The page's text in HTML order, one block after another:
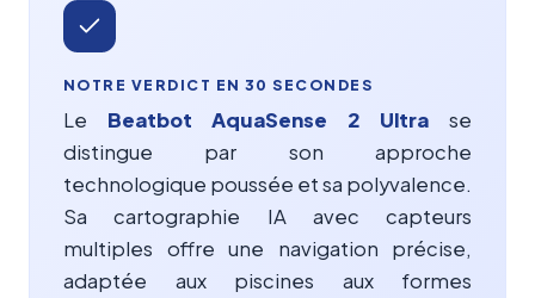
NOTRE VERDICT EN 30 SECONDES
Le Beatbot AquaSense 2 Ultra se
distingue par son approche
technologique poussée et sa polyvalence.
Sa cartographie IA avec capteurs
multiples offre une navigation précise,
adaptée aux piscines aux formes